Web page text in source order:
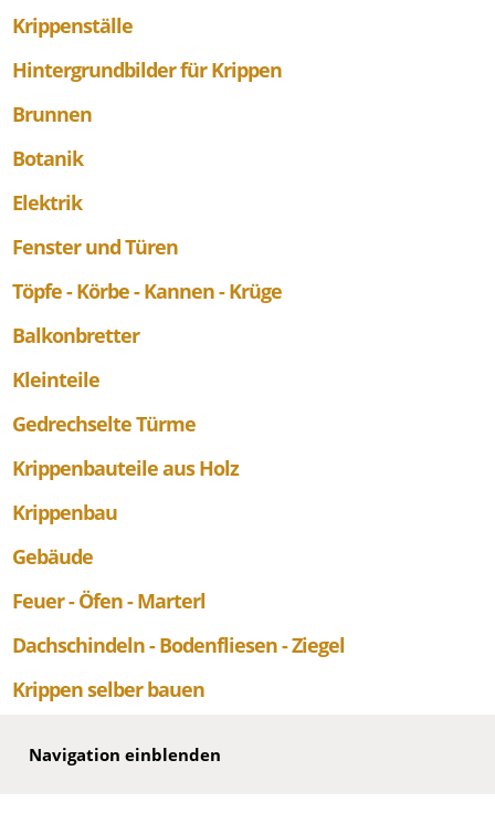
Krippenställe
Hintergrundbilder für Krippen
Brunnen
Botanik
Elektrik
Fenster und Türen
Töpfe - Körbe - Kannen - Krüge
Balkonbretter
Kleinteile
Gedrechselte Türme
Krippenbauteile aus Holz
Krippenbau
Gebäude
Feuer - Öfen - Marterl
Dachschindeln - Bodenfliesen - Ziegel
Krippen selber bauen
Navigation einblenden